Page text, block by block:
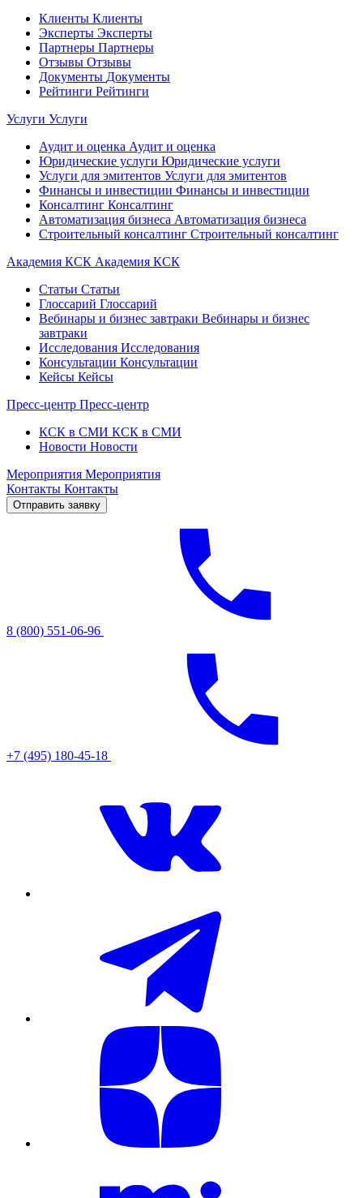
Клиенты Клиенты
Эксперты Эксперты
Партнеры Партнеры
Отзывы Отзывы
Документы Документы
Рейтинги Рейтинги
Услуги Услуги
Аудит и оценка Аудит и оценка
Юридические услуги Юридические услуги
Услуги для эмитентов Услуги для эмитентов
Финансы и инвестиции Финансы и инвестиции
Консалтинг Консалтинг
Автоматизация бизнеса Автоматизация бизнеса
Строительный консалтинг Строительный консалтинг
Академия КСК Академия КСК
Статьи Статьи
Глоссарий Глоссарий
Вебинары и бизнес завтраки Вебинары и бизнес
завтраки
Исследования Исследования
Консультации Консультации
Кейсы Кейсы
Пресс-центр Пресс-центр
КСК в СМИ КСК в СМИ
Новости Новости
Мероприятия Мероприятия
Контакты Контакты
Отправить заявку
8 (800) 551-06-96
+7 (495) 180-45-18